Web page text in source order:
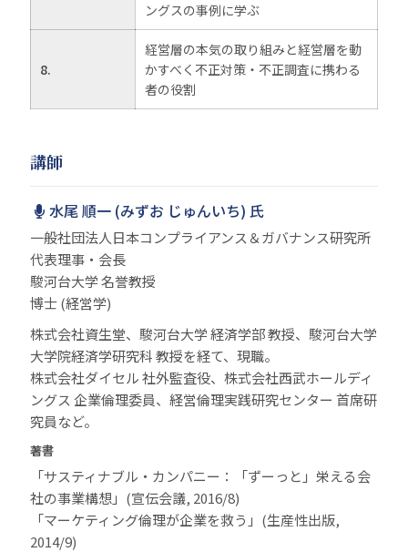
ングスの事例に学ぶ
8.
経営層の本気の取り組みと経営層を動
かすべく不正対策・不正調査に携わる
者の役割
講師
水尾 順一 (みずお じゅんいち) 氏
一般社団法人日本コンプライアンス＆ガバナンス研究所
代表理事・会長
駿河台大学 名誉教授
博士 (経営学)
株式会社資生堂、駿河台大学 経済学部 教授、駿河台大学
大学院経済学研究科 教授を経て、現職。
株式会社ダイセル 社外監査役、株式会社西武ホールディ
ングス 企業倫理委員、経営倫理実践研究センター 首席研
究員など。
著書
「サスティナブル・カンパニー：「ずーっと」栄える会
社の事業構想」(宣伝会議, 2016/8)
「マーケティング倫理が企業を救う」(生産性出版,
2014/9)